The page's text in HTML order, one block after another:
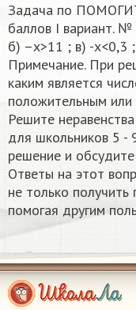
Задача по
баллов I вариант.
б) –x>11 ; в) -x<0,3
Примечание. При
каким является
положительным
Решите
для школьников 5 -
решение и
Ответы на этот
не только
помогая другим